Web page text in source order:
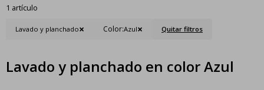
1 artículo
Lavado y planchado Color:Azul Quitar filtros
Lavado y planchado en color Azul